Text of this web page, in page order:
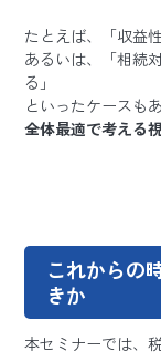
たとえば、「収益
あるいは、「相続
る」
といったケースも
全体最適で考える
これからの
きか
本セミナーでは、